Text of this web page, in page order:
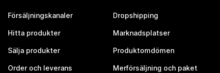
Försäljningskanaler
Hitta produkter
Sälja produkter
Order och leverans
Dropshipping
Marknadsplatser
Produktomdömen
Merförsäljning och paket